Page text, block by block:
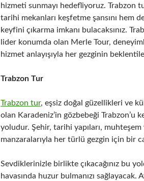
hizmeti sunmayı hedefliyoruz. Trabzon
tarihi mekanları keşfetme şansını hem
keyfini çıkarma imkanı bulacaksınız.
lider konumda olan Merle Tour,
hizmet anlayışıyla her gezginin
Trabzon Tur
Trabzon tur, eşsiz doğal güzellikleri ve
olan Karadeniz’in gözbebeği Trabzon’u
yoludur. Şehir, tarihi yapıları, muhteşem
manzaralarıyla her türlü gezgin için bir
Sevdiklerinizle birlikte çıkacağınız bu
havasında huzur bulmanızı sağlayacak.